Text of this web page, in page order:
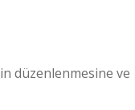
düzenlenmesine ve